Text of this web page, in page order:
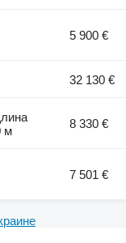
5 900 €
32 130 €
м
8 330 €
7 501 €